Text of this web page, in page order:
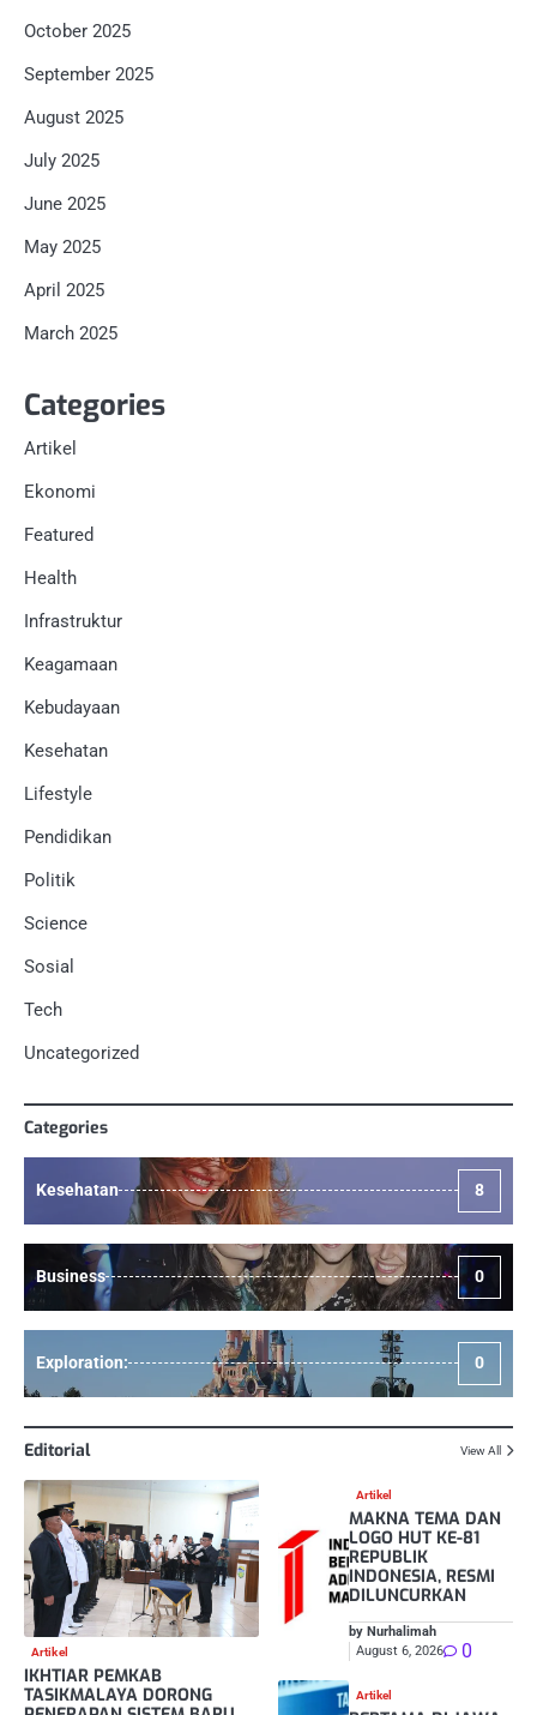
October 2025
September 2025
August 2025
July 2025
June 2025
May 2025
April 2025
March 2025
Categories
Artikel
Ekonomi
Featured
Health
Infrastruktur
Keagamaan
Kebudayaan
Kesehatan
Lifestyle
Pendidikan
Politik
Science
Sosial
Tech
Uncategorized
Categories
Kesehatan 8
Business 0
Exploration: 0
Editorial View All
Artikel
IKHTIAR PEMKAB
TASIKMALAYA DORONG
Artikel
MAKNA TEMA DAN
LOGO HUT KE-81
REPUBLIK
INDONESIA, RESMI
DILUNCURKAN
by Nurhalimah
August 6, 2026
0
Artikel